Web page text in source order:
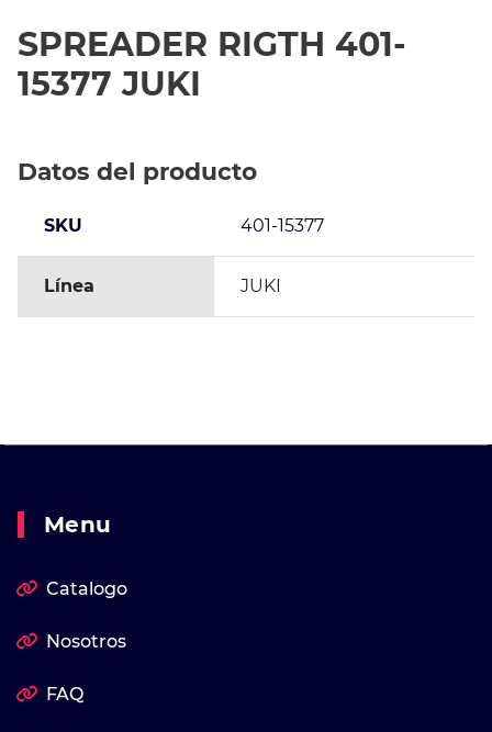
SPREADER RIGTH 401-
15377 JUKI
Datos del producto
SKU 401-15377
Línea JUKI
Menu
Catalogo
Nosotros
FAQ